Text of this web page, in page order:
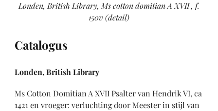
Londen, British Library, Ms cotton domitian A XVII , f.
150v (detail)
Catalogus
Londen, British Library
Ms Cotton Domitian A XVII Psalter van Hendrik VI, ca
1421 en vroeger: verluchting door Meester in stijl van